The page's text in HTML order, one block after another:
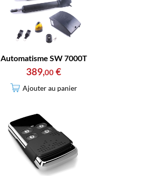
Automatisme SW 7000T
389,00 €
Ajouter au panier